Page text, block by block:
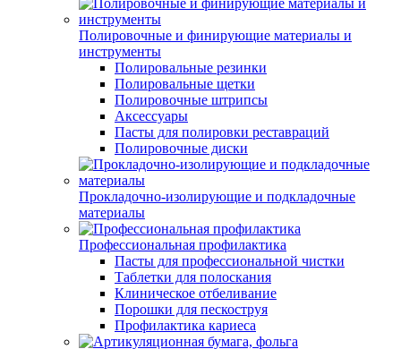
Полировочные и финирующие материалы и
инструменты
Полировальные резинки
Полировальные щетки
Полировочные штрипсы
Аксессуары
Пасты для полировки реставраций
Полировочные диски
Прокладочно-изолирующие и подкладочные
материалы
Профессиональная профилактика
Пасты для профессиональной чистки
Таблетки для полоскания
Клиническое отбеливание
Порошки для пескоструя
Профилактика кариеса